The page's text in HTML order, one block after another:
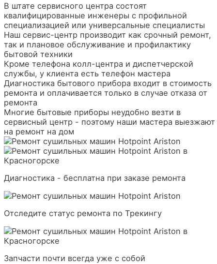
В штате сервисного центра состоят
квалифицированные инженеры с профильной
специализацией или универсальные специалисты
Наш сервис-центр производит как срочный ремонт,
так и плановое обслуживание и профилактику
бытовой техники
Кроме телефона колл-центра и диспетчерской
службы, у клиента есть телефон мастера
Диагностика бытового прибора входит в стоимость
ремонта и оплачивается только в случае отказа от
ремонта
Многие бытовые приборы неудобно везти в
сервисный центр - поэтому наши мастера выезжают
на ремонт на дом
Диагностика - бесплатна при заказе ремонта
Отследите статус ремонта по Трекингу
Запчасти почти всегда уже с собой